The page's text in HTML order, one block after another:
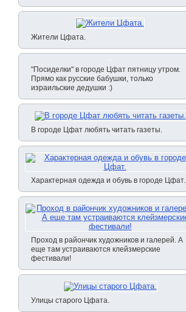
Жители Цфата.
"Посиделки" в городе Цфат пятницу утром.
Прямо как русские бабушки, только
израильские дедушки :)
В городе Цфат любять читать газеты.
Характерная одежда и обувь в городе Цфат.
Проход в райончик художников и галерей. А
еще там устраиваются клейзмерские
фестивали!
Улицы старого Цфата.